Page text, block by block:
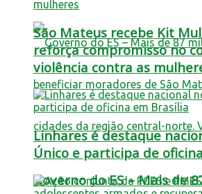
Governo do ES – Mais de
São Mateus recebe Kit
reforça compromisso no
violência contra as
Linhares é destaque
Único e participa de